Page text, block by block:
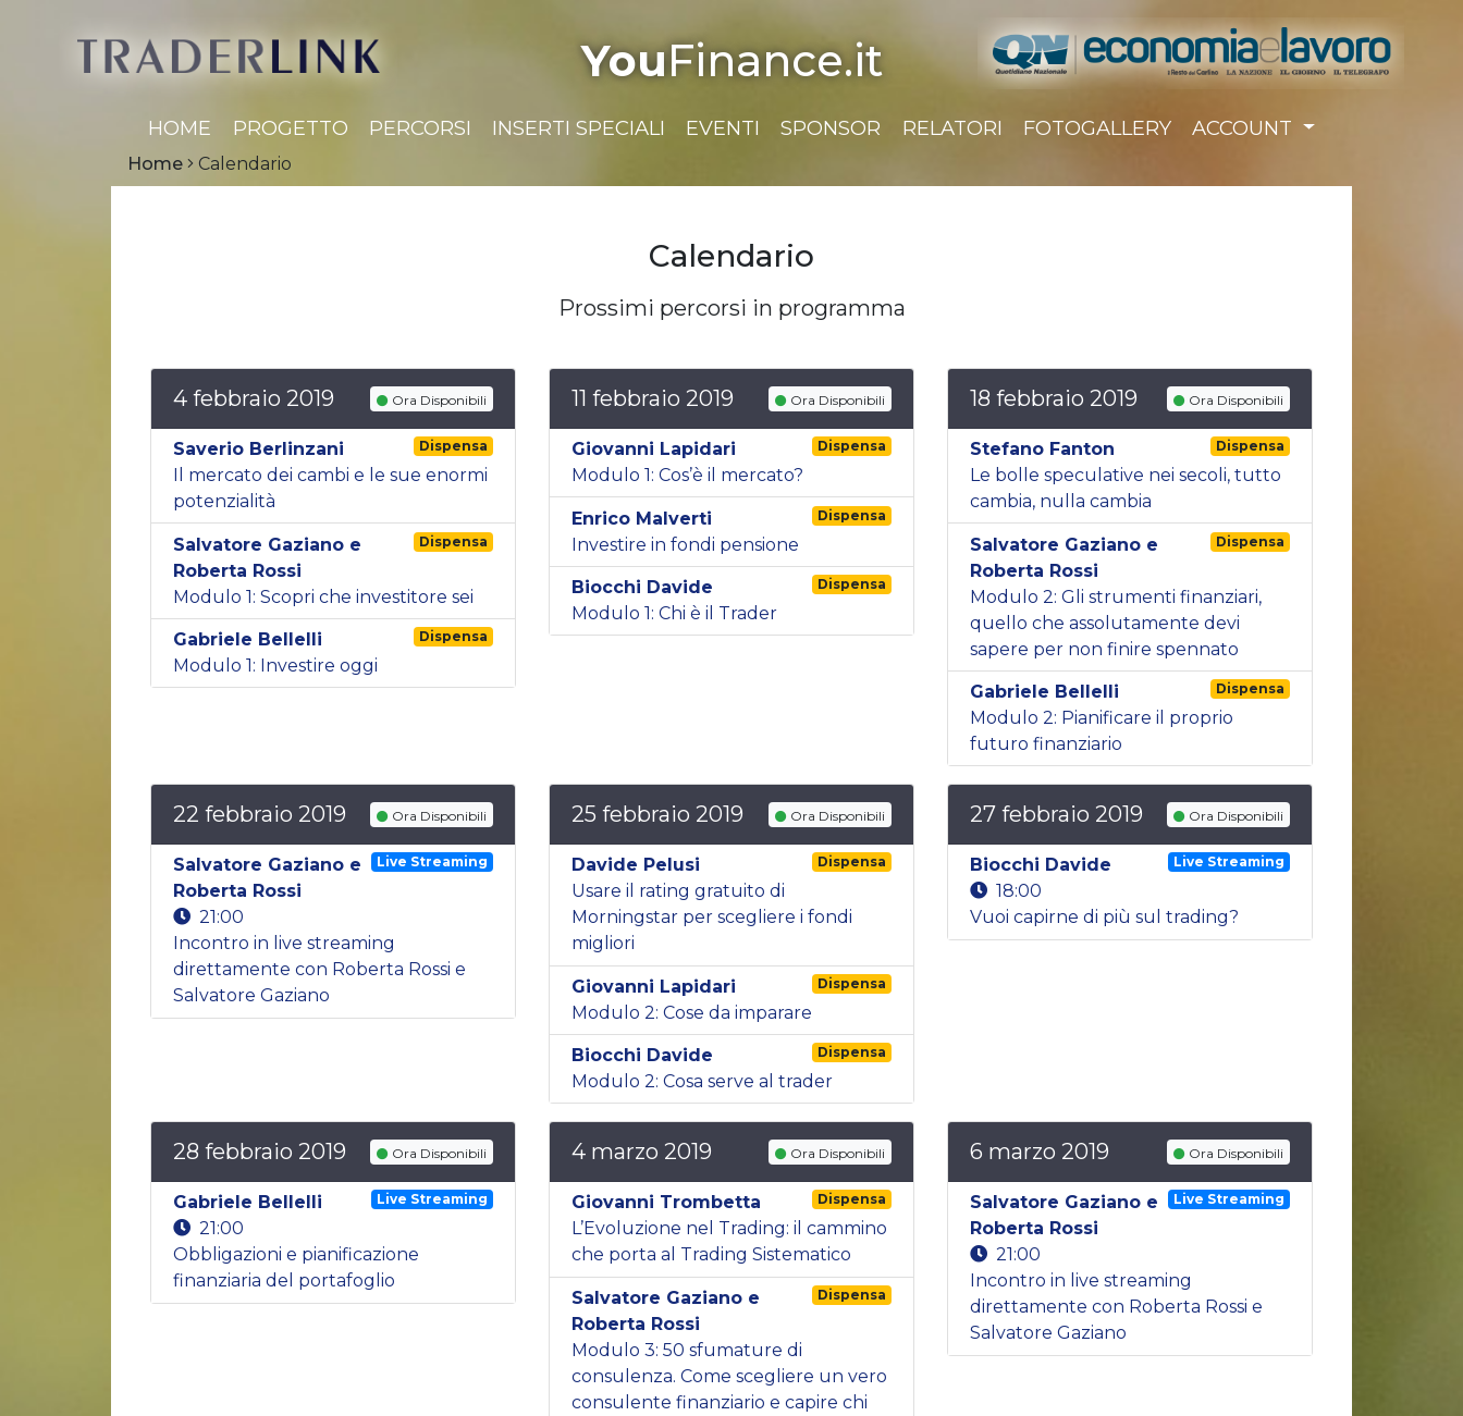
YouFinance.it
HOME PROGETTO PERCORSI INSERTI SPECIALI EVENTI SPONSOR RELATORI FOTOGALLERY ACCOUNT
Home Calendario
Calendario
Prossimi percorsi in programma
4 febbraio 2019 Ora Disponibili
Dispensa
Saverio Berlinzani
Il mercato dei cambi e le sue enormi
potenzialità
Dispensa
Salvatore Gaziano e
Roberta Rossi
Modulo 1: Scopri che investitore sei
Dispensa
Gabriele Bellelli
Modulo 1: Investire oggi
11 febbraio 2019 Ora Disponibili
Dispensa
Giovanni Lapidari
Modulo 1: Cos’è il mercato?
Dispensa
Enrico Malverti
Investire in fondi pensione
Dispensa
Biocchi Davide
Modulo 1: Chi è il Trader
18 febbraio 2019 Ora Disponibili
Dispensa
Stefano Fanton
Le bolle speculative nei secoli, tutto
cambia, nulla cambia
Dispensa
Salvatore Gaziano e
Roberta Rossi
Modulo 2: Gli strumenti finanziari,
quello che assolutamente devi
sapere per non finire spennato
Dispensa
Gabriele Bellelli
Modulo 2: Pianificare il proprio
futuro finanziario
22 febbraio 2019 Ora Disponibili
Live Streaming
Salvatore Gaziano e
Roberta Rossi
21:00
Incontro in live streaming
direttamente con Roberta Rossi e
Salvatore Gaziano
25 febbraio 2019 Ora Disponibili
Dispensa
Davide Pelusi
Usare il rating gratuito di
Morningstar per scegliere i fondi
migliori
Dispensa
Giovanni Lapidari
Modulo 2: Cose da imparare
Dispensa
Biocchi Davide
Modulo 2: Cosa serve al trader
27 febbraio 2019 Ora Disponibili
Live Streaming
Biocchi Davide
18:00
Vuoi capirne di più sul trading?
28 febbraio 2019 Ora Disponibili
Live Streaming
Gabriele Bellelli
21:00
Obbligazioni e pianificazione
finanziaria del portafoglio
4 marzo 2019 Ora Disponibili
Dispensa
Giovanni Trombetta
L’Evoluzione nel Trading: il cammino
che porta al Trading Sistematico
Dispensa
Salvatore Gaziano e
Roberta Rossi
Modulo 3: 50 sfumature di
consulenza. Come scegliere un vero
consulente finanziario e capire chi
6 marzo 2019 Ora Disponibili
Live Streaming
Salvatore Gaziano e
Roberta Rossi
21:00
Incontro in live streaming
direttamente con Roberta Rossi e
Salvatore Gaziano